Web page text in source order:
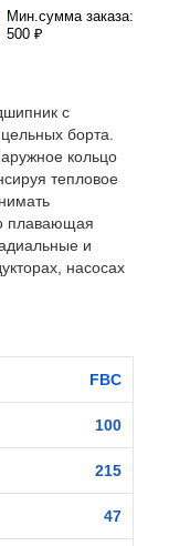
Мин.сумма заказа:
500 ₽
с
борта.
кольцо
тепловое
плавающая
и
насосах
FBC
100
215
47